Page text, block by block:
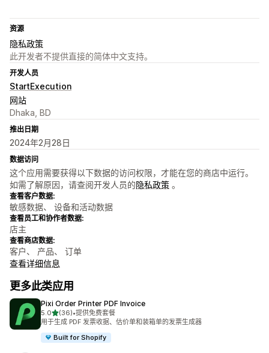
资源
隐私政策
此开发者不提供直接的简体中文支持。
开发人员
StartExecution
网站
Dhaka, BD
推出日期
2024年2月28日
数据访问
这个应用需要获得以下数据的访问权限，才能在您的商店中运行。
如需了解原因，请查阅开发人员的隐私政策 。
查看客户数据:
敏感数据、 设备和活动数据
查看员工和协作者数据:
店主
查看商店数据:
客户、 产品、 订单
查看详细信息
更多此类应用
Pixi Order Printer PDF Invoice
5.0星（满分 5 星）
(36)
总共 36 条评论
•提供免费套餐
用于生成 PDF 发票收据、估价单和装箱单的发票生成器
Built for Shopify